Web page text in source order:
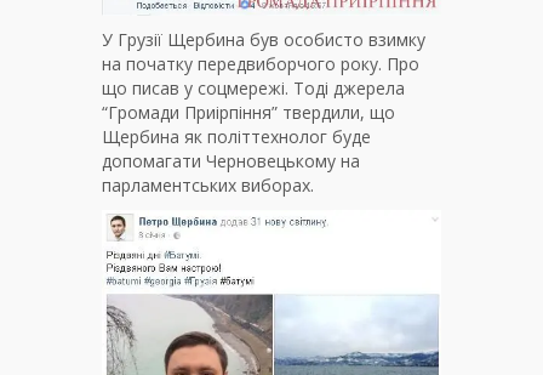
У Грузії Щербина був особисто взимку
на початку передвиборчого року. Про
що писав у соцмережі. Тоді джерела
“Громади Приірпіння” твердили, що
Щербина як політтехнолог буде
допомагати Черновецькому на
парламентських виборах.